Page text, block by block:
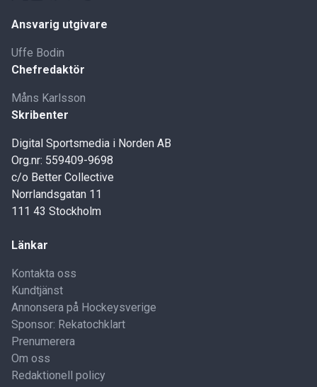
Ansvarig utgivare
Uffe Bodin
Chefredaktör
Måns Karlsson
Skribenter
Digital Sportsmedia i Norden AB
Org.nr: 559409-9698
c/o Better Collective
Norrlandsgatan 11
111 43 Stockholm
Länkar
Kontakta oss
Kundtjänst
Annonsera på Hockeysverige
Sponsor: Rekatochklart
Prenumerera
Om oss
Redaktionell policy